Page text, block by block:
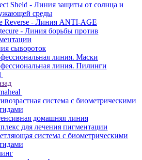
Sheld - Линия защиты от солнца и
среды
Reverse - Линия ANTI-AGE
- Линия борьбы против
сывороток
линия. Маски
линия. Пилинги
система с биометрическими
домашняя линия
для лечения пигментации
система с биометрическими